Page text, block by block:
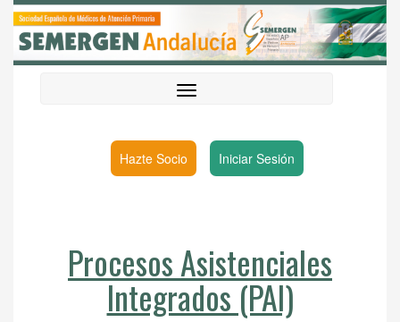
Hazte Socio Iniciar Sesión
Procesos Asistenciales
Integrados (PAI)